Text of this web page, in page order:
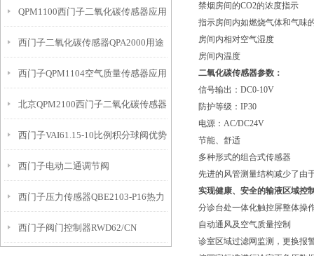
QPM1100西门子二氧化碳传感器应用
西门子二氧化碳传感器QPA2000用途
西门子QPM1104空气质量传感器应用
北京QPM2100西门子二氧化碳传感器
西门子VAI61.15-10比例积分球阀优势
​西门子电动二通调节阀
VVF42.150KC+SKC60
西门子压力传感器QBE2103-P16热力
管道配
西门子阀门控制器RWD62/CN
禁烟房间的CO2的浓度指示
指示房间内如燃烧气体和气味
房间内相对空气湿度
房间内温度
二氧化碳传感器参数：
信号输出：DC0-10V
防护等级：IP30
电源：AC/DC24V
节能、舒适
多种形式的组合式传感器
先进的风管测量结构减少了由
实现健康、安全的输液区域控
分诊台处一体化触控屏整体操
自动通风及空气质量控制
诊室区域过滤网监测，更换报